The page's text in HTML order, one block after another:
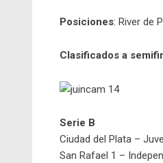
Posiciones: River de
Clasificados a
Serie B
Ciudad del Plata –
San Rafael 1 –